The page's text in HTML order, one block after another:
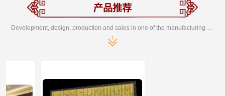
产品推荐
Development, design, production and sales in one of the manufacturing enterprises